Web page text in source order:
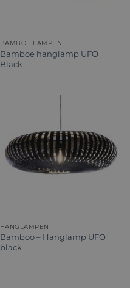
BAMBOE LAMPEN
Bamboe hanglamp UFO
Black
HANGLAMPEN
Bamboo – Hanglamp UFO
black